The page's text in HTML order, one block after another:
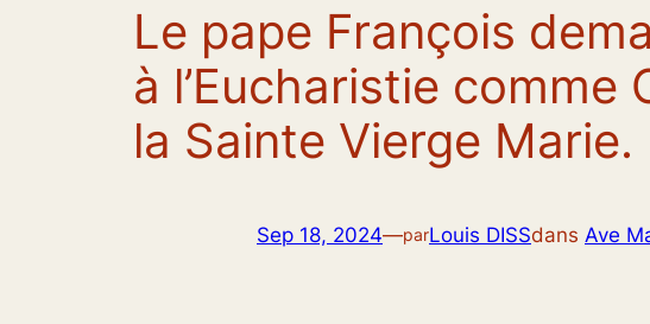
Le pape François
à l’Eucharistie
la Sainte Vierge Marie.
Sep 18, 2024—parLouis DISSdans Ave